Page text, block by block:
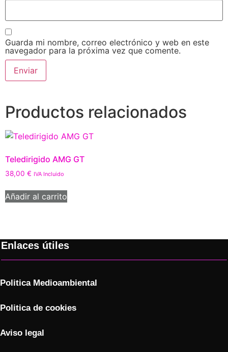
Guarda mi nombre, correo electrónico y web en este
navegador para la próxima vez que comente.
Productos relacionados
Teledirigido AMG GT
38,00 € IVA Incluido
Añadir al carrito
Enlaces útiles
Politica Medioambiental
Politica de cookies
Aviso legal